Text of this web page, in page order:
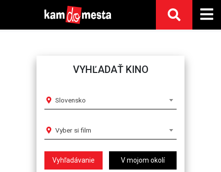
VYHĽADAŤ KINO
Slovensko
Vyber si film
V mojom okolí